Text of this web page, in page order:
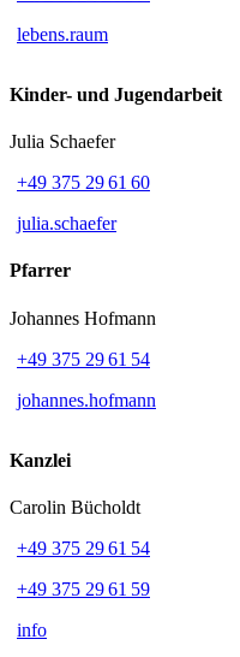
lebens.raum
Kinder- und Jugendarbeit
Julia Schaefer
+49 375 29 61 60
julia.schaefer
Pfarrer
Johannes Hofmann
+49 375 29 61 54
johannes.hofmann
Kanzlei
Carolin Bücholdt
+49 375 29 61 54
+49 375 29 61 59
info